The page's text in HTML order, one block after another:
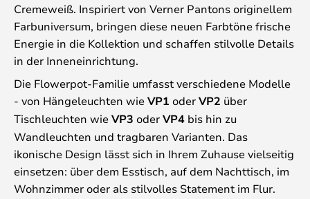
Cremeweiß. Inspiriert von Verner Pantons originellem
Farbuniversum, bringen diese neuen Farbtöne frische
Energie in die Kollektion und schaffen stilvolle Details
in der Inneneinrichtung.
Die Flowerpot-Familie umfasst verschiedene Modelle
- von Hängeleuchten wieVP1 oderVP2 über
Tischleuchten wieVP3 oderVP4 bis hin zu
Wandleuchten und tragbaren Varianten. Das
ikonische Design lässt sich in Ihrem Zuhause vielseitig
einsetzen: über dem Esstisch, auf dem Nachttisch, im
Wohnzimmer oder als stilvolles Statement im Flur.